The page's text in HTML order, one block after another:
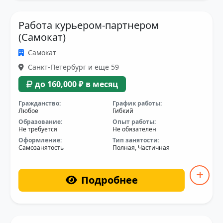
Работа курьером-партнером
(Самокат)
Самокат
Санкт-Петербург и еще 59
до 160,000 ₽ в месяц
Гражданство:
Любое
График работы:
Гибкий
Образование:
Не требуется
Опыт работы:
Не обязателен
Оформление:
Самозанятость
Тип занятости:
Полная, Частичная
Подробнее